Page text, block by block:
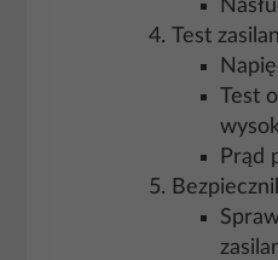
Test
Test
Prąd